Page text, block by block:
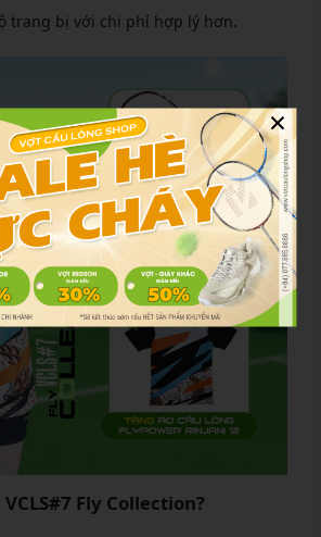
trang bị với chi phí hợp lý hơn.
Fly Collection?
×